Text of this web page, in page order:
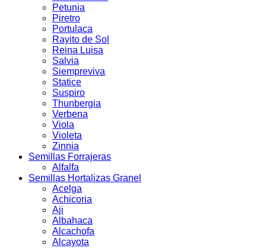
Petunia
Piretro
Portulaca
Rayito de Sol
Reina Luisa
Salvia
Siempreviva
Statice
Suspiro
Thunbergia
Verbena
Viola
Violeta
Zinnia
Semillas Forrajeras
Alfalfa
Semillas Hortalizas Granel
Acelga
Achicoria
Aji
Albahaca
Alcachofa
Alcayota